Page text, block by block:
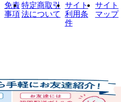
免責
事項
特定商取引
法について
サイト
利用条
件
サイト
マップ